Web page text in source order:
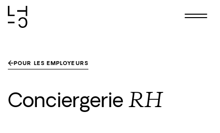
content
POUR LES EMPLOYEURS
Conciergerie RH